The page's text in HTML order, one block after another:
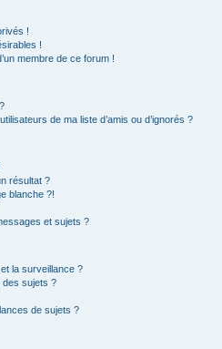
!
!
membre de ce forum !
de ma liste d’amis ou d’ignorés ?
résultat ?
blanche ?!
et sujets ?
la surveillance ?
des sujets ?
de sujets ?